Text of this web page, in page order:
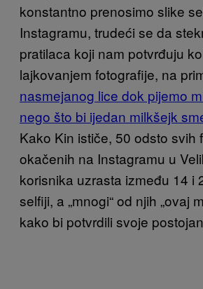
konstantno prenosimo slike
Instagramu, trudeći se da
pratilaca koji nam potvrđuju
lajkovanjem fotografije, na
nasmejanog lice dok pijemo
nego što bi ijedan milkšejk
Kako Kin ističe, 50 odsto svih
okačenih na Instagramu u
korisnika uzrasta između 14 i
selfiji, a „mnogi“ od njih „ovaj
kako bi potvrdili svoje